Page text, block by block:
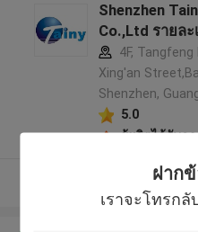
ฝาก
เราจะโทรก
Shenzhen
Co.,Ltd รายล
4F, Tangfeng
Xing'an
Shenzhen,
5.0
ผู้ผลิตได้รับก
ดูเ